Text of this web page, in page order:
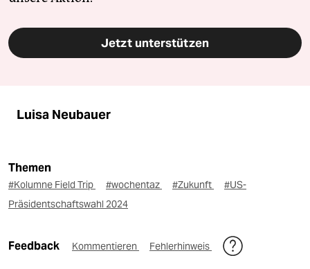
Jetzt unterstützen
Luisa Neubauer
Themen
#Kolumne Field Trip #wochentaz #Zukunft
#US-
Präsidentschaftswahl 2024
Feedback Kommentieren Fehlerhinweis